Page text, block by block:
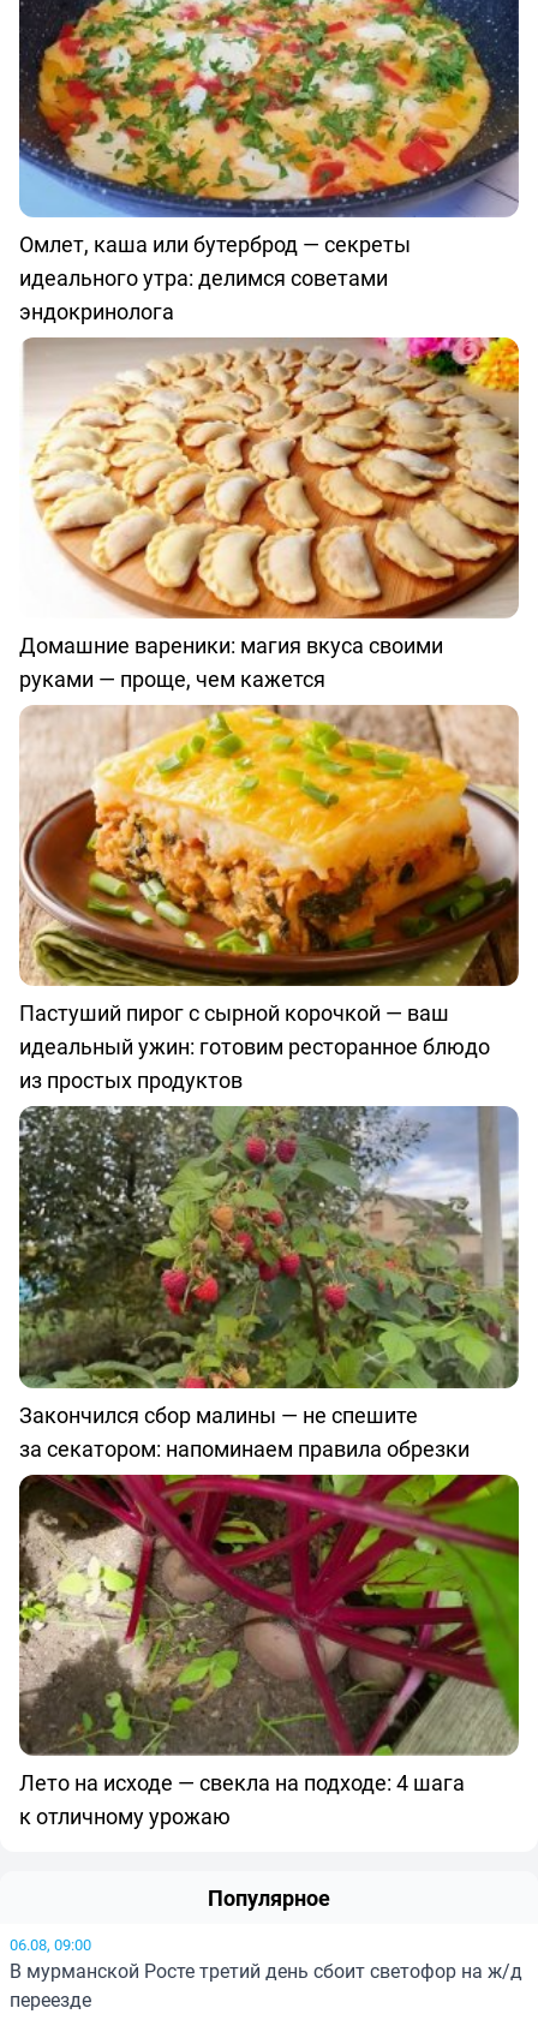
Омлет, каша или бутерброд — секреты
идеального утра: делимся советами
эндокринолога
Домашние вареники: магия вкуса своими
руками — проще, чем кажется
Пастуший пирог с сырной корочкой — ваш
идеальный ужин: готовим ресторанное блюдо
из простых продуктов
Закончился сбор малины — не спешите
за секатором: напоминаем правила обрезки
Лето на исходе — свекла на подходе: 4 шага
к отличному урожаю
Популярное
06.08, 09:00
В мурманской Росте третий день сбоит светофор на ж/д
переезде